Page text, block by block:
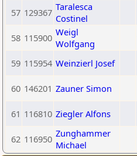
57 129367 Taralesca
Costinel
58 115900 Weigl
Wolfgang
59 115954 Weinzierl Josef
60 146201 Zauner Simon
61 116810 Ziegler Alfons
62 116950 Zunghammer
Michael